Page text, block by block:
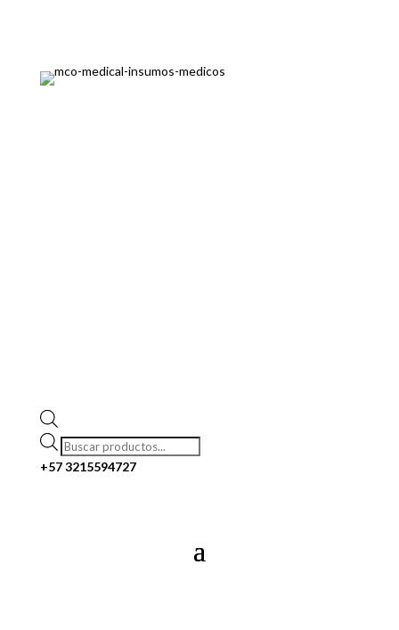
Búsqueda
de
+573215594727